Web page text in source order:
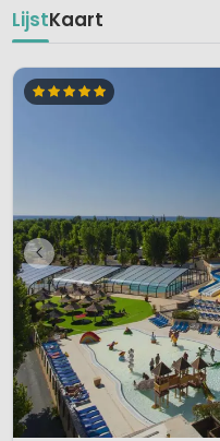
LijstKaart